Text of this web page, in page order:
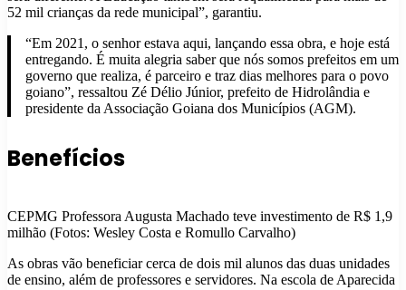
52 mil crianças da rede municipal”, garantiu.
“Em 2021, o senhor estava aqui, lançando essa obra, e hoje está
entregando. É muita alegria saber que nós somos prefeitos em um
governo que realiza, é parceiro e traz dias melhores para o povo
goiano”, ressaltou Zé Délio Júnior, prefeito de Hidrolândia e
presidente da Associação Goiana dos Municípios (AGM).
Benefícios
CEPMG Professora Augusta Machado teve investimento de R$ 1,9
milhão (Fotos: Wesley Costa e Romullo Carvalho)
As obras vão beneficiar cerca de dois mil alunos das duas unidades
de ensino, além de professores e servidores. Na escola de Aparecida